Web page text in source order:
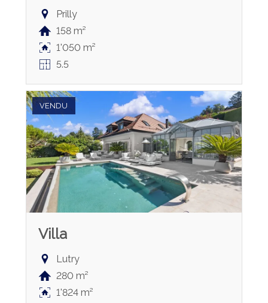
Prilly
158 m²
1'050 m²
5.5
VENDU
Villa
Lutry
280 m²
1'824 m²